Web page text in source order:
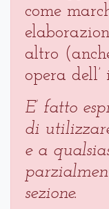
come
altro
opera dell’
E’ fatto
di
e a
sezione.